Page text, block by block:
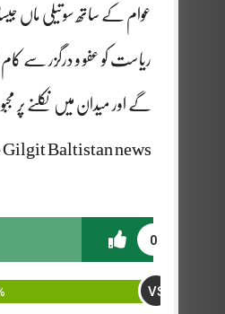
عوام کے ساتھ سوتیلی ماں
ریاست کو عفو و درگزر سے کام
گے اور میدان میں نکلنے پر
Gilgit Baltistan news
0
VS